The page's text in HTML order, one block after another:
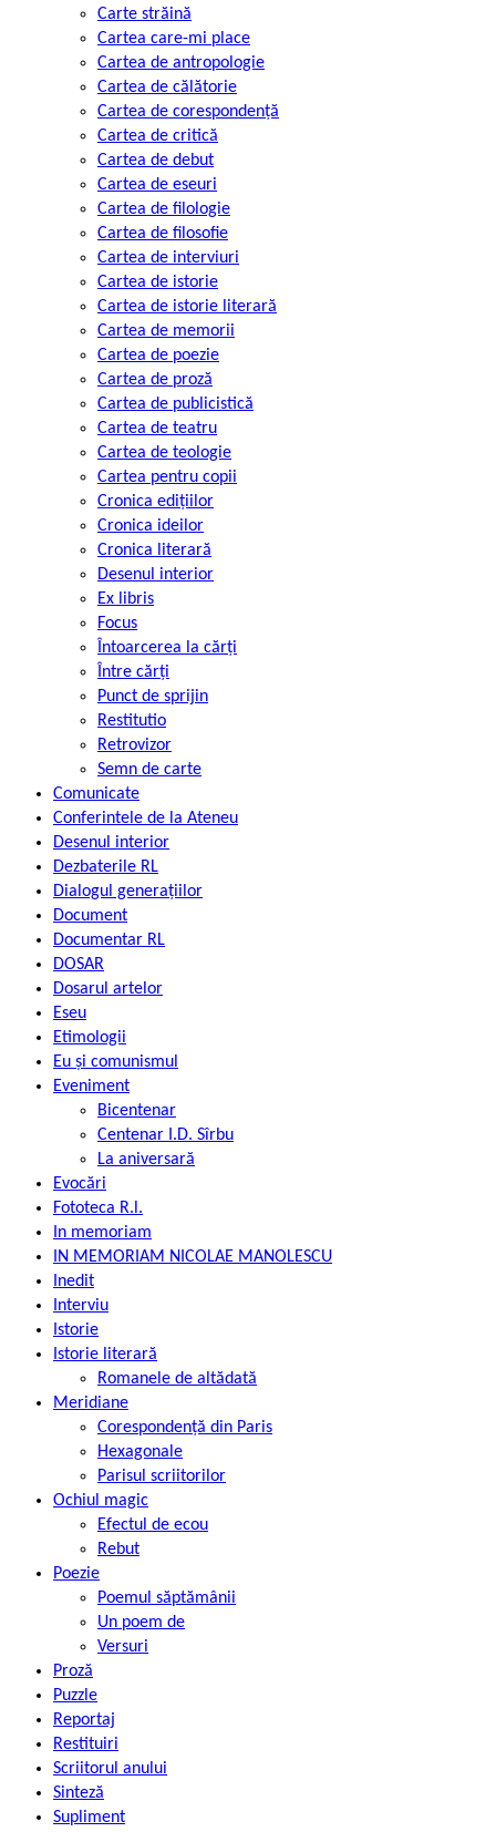
Carte străină
Cartea care-mi place
Cartea de antropologie
Cartea de călătorie
Cartea de corespondență
Cartea de critică
Cartea de debut
Cartea de eseuri
Cartea de filologie
Cartea de filosofie
Cartea de interviuri
Cartea de istorie
Cartea de istorie literară
Cartea de memorii
Cartea de poezie
Cartea de proză
Cartea de publicistică
Cartea de teatru
Cartea de teologie
Cartea pentru copii
Cronica edițiilor
Cronica ideilor
Cronica literară
Desenul interior
Ex libris
Focus
Întoarcerea la cărți
Între cărți
Punct de sprijin
Restitutio
Retrovizor
Semn de carte
Comunicate
Conferintele de la Ateneu
Desenul interior
Dezbaterile RL
Dialogul generațiilor
Document
Documentar RL
DOSAR
Dosarul artelor
Eseu
Etimologii
Eu și comunismul
Eveniment
Bicentenar
Centenar I.D. Sîrbu
La aniversară
Evocări
Fototeca R.l.
In memoriam
IN MEMORIAM NICOLAE MANOLESCU
Inedit
Interviu
Istorie
Istorie literară
Romanele de altădată
Meridiane
Corespondență din Paris
Hexagonale
Parisul scriitorilor
Ochiul magic
Efectul de ecou
Rebut
Poezie
Poemul săptămânii
Un poem de
Versuri
Proză
Puzzle
Reportaj
Restituiri
Scriitorul anului
Sinteză
Supliment